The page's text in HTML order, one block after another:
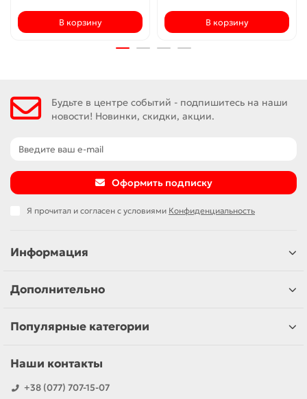
В корзину В корзину
Будьте в центре событий - подпишитесь на наши
новости! Новинки, скидки, акции.
Оформить подписку
Я прочитал и согласен с условиями Конфиденциальность
Информация
Дополнительно
Популярные категории
Наши контакты
+38 (077) 707-15-07